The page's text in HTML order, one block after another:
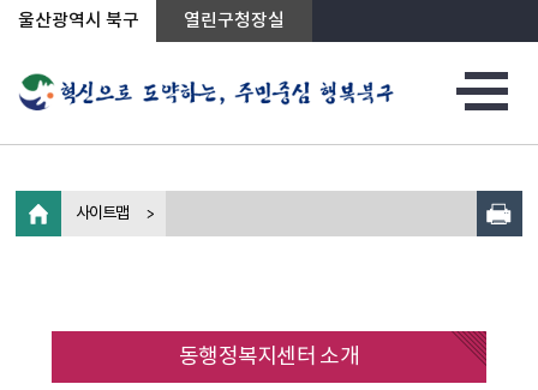
상단메뉴로 바로가기
전체메뉴로 바로가기
왼쪽메뉴로 바로가기
본문으로 바로가기
울산광역시 북구 열린구청장실
사이트맵
동행정복지센터 소개